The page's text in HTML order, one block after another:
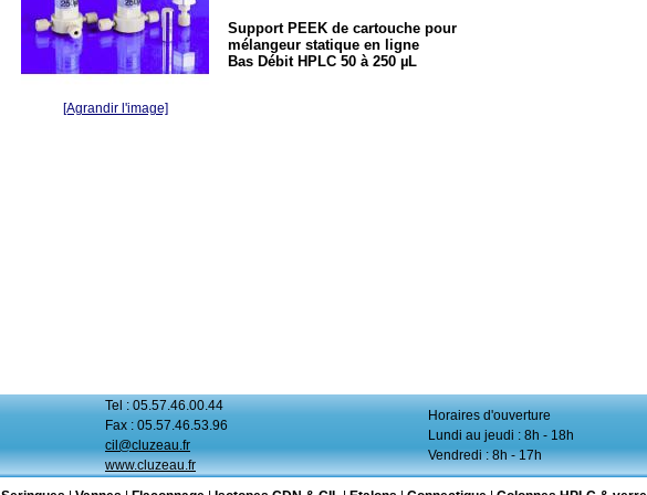
[Agrandir l'image]
Support PEEK de cartouche pour
mélangeur statique en ligne
Bas Débit HPLC 50 à 250 µL
Tel : 05.57.46.00.44
Fax : 05.57.46.53.96
cil@cluzeau.fr
www.cluzeau.fr
Horaires d'ouverture
Lundi au jeudi : 8h - 18h
Vendredi : 8h - 17h